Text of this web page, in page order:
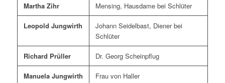
Martha Zihr Mensing, Hausdame bei Schlüter
Leopold Jungwirth
Johann Seidelbast, Diener bei
Schlüter
Richard Prüller Dr. Georg Scheinpflug
Manuela Jungwirth Frau von Haller